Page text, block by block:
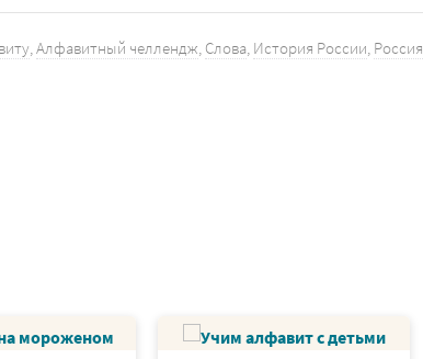
Алфавитный челлендж Слова История России Россия